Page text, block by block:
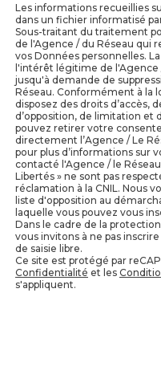
Les informations recueillies
dans un fichier informatisé
Sous-traitant du traitement
de l'Agence / du Réseau qui
vos Données personnelles.
l'intérêt légitime de l'Agence
jusqu'à demande de
Réseau. Conformément à la
disposez des droits d’accès,
d’opposition, de limitation et
pouvez retirer votre
directement l’Agence / Le
pour plus d’informations sur
contacté l'Agence / le
Libertés » ne sont pas
réclamation à la CNIL. Nous
liste d'opposition au
laquelle vous pouvez vous
Dans le cadre de la
vous invitons à ne pas
de saisie libre.
Ce site est protégé par
Confidentialité et les
s'appliquent.